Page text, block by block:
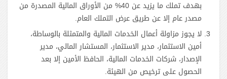
بهدف تملك ما يزيد عن 40% من الأوراق المالية المصدرة من
مصدر عام إلا عن طريق عرض التملك العام.
لا يجوز مزاولة أعمال الخدمات المالية والمتمثلة بالوساطة،
أمين الاستثمار، مدير الاستثمار، المستشار المالي، مدير
الإصدار، شركات الخدمات المالية، الحافظ الأمين إلا بعد
الحصول على ترخيص من الهيئة.